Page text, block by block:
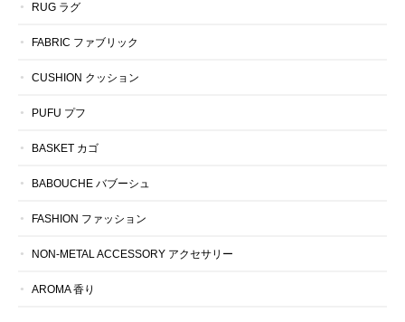
RUG ラグ
FABRIC ファブリック
CUSHION クッション
PUFU プフ
BASKET カゴ
BABOUCHE バブーシュ
FASHION ファッション
NON-METAL ACCESSORY アクセサリー
AROMA 香り